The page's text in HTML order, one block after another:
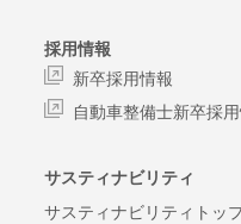
採用情報
新卒採用情報
自動車整備士新卒採
サスティナビリティ
サスティナビリティトッ